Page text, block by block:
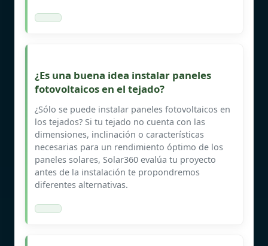
¿Es una buena idea instalar paneles
fotovoltaicos en el tejado?
¿Sólo se puede instalar paneles fotovoltaicos en
los tejados? Si tu tejado no cuenta con las
dimensiones, inclinación o características
necesarias para un rendimiento óptimo de los
paneles solares, Solar360 evalúa tu proyecto
antes de la instalación te propondremos
diferentes alternativas.